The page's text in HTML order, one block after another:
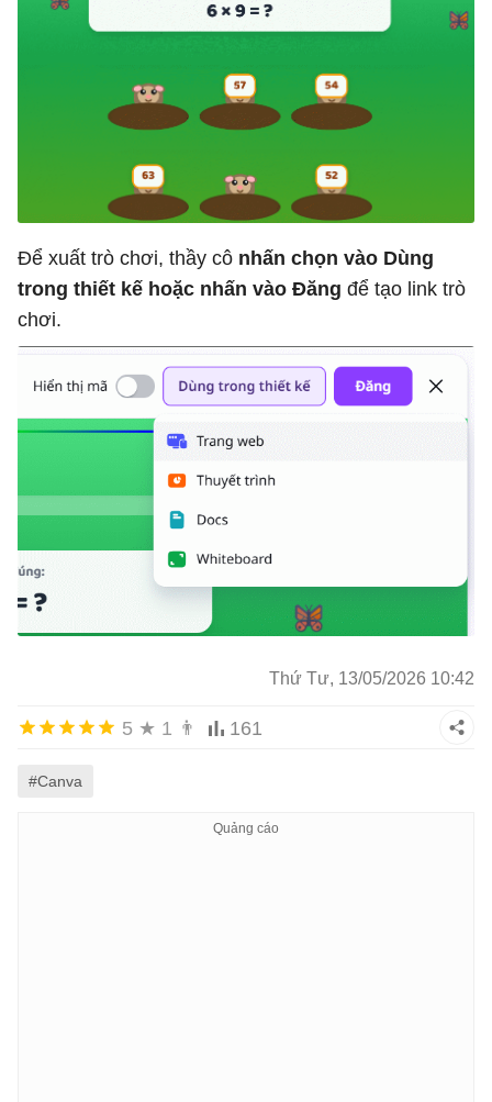
* Âm thanh báo sai.
* Khi hết 30 giây:
* Phát âm thanh cảnh báo.
4. CƠ CHẾ SINH CÂU HỎI
* Tự động tạo 10 câu hỏi ngẫu nhiên gồm:
* Cộng, trừ 2 chữ số.
* Nhân, chia cơ bản 2 chữ số.
* Mỗi câu có 4 đáp án:
* 1 đáp án đúng.
* 3 đáp án sai gần đúng để gây nhiễu.
* Màu sắc tươi sáng, thân thiện tiểu học.
Để xuất trò chơi, thầy cô nhấn chọn vào Dùng
trong thiết kế hoặc nhấn vào Đăng để tạo link trò
chơi.
Thứ Tư, 13/05/2026 10:42
5 ★ 1 👨 161
#Canva